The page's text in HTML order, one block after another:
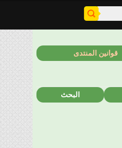
قوانين المنتدى
البحث